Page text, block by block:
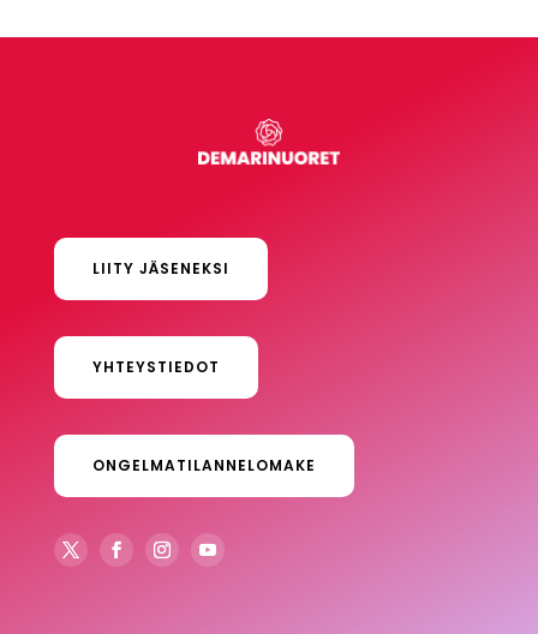
LIITY JÄSENEKSI
YHTEYSTIEDOT
ONGELMATILANNELOMAKE